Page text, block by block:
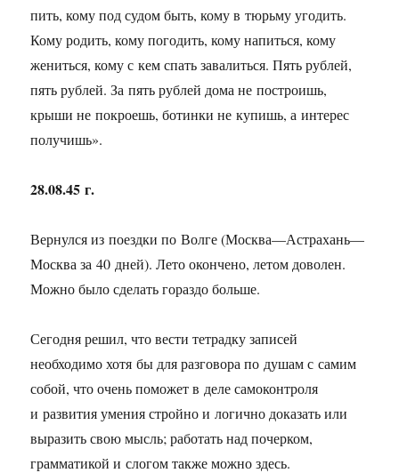
пить, кому под судом быть, кому в тюрьму угодить.
Кому родить, кому погодить, кому напиться, кому
жениться, кому с кем спать завалиться. Пять рублей,
пять рублей. За пять рублей дома не построишь,
крыши не покроешь, ботинки не купишь, а интерес
получишь».
28.08.45 г.
Вернулся из поездки по Волге (Москва—Астрахань—
Москва за 40 дней). Лето окончено, летом доволен.
Можно было сделать гораздо больше.
Сегодня решил, что вести тетрадку записей
необходимо хотя бы для разговора по душам с самим
собой, что очень поможет в деле самоконтроля
и развития умения стройно и логично доказать или
выразить свою мысль; работать над почерком,
грамматикой и слогом также можно здесь.